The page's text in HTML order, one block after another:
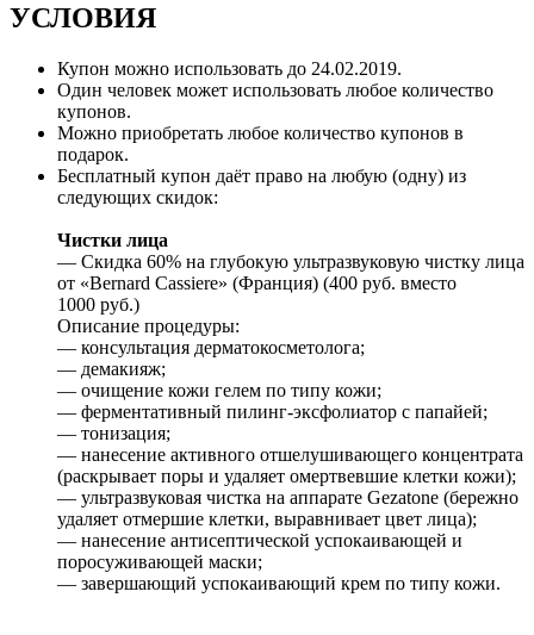
УСЛОВИЯ
Купон можно использовать до 24.02.2019.
Один человек может использовать любое количество
купонов.
Можно приобретать любое количество купонов в
подарок.
Бесплатный купон даёт право на любую (одну) из
следующих скидок:
Чистки лица
— Скидка 60% на глубокую ультразвуковую чистку лица
от «Bernard Cassiere» (Франция) (400 руб. вместо
1000 руб.)
Описание процедуры:
— консультация дерматокосметолога;
— демакияж;
— очищение кожи гелем по типу кожи;
— ферментативный пилинг-эксфолиатор с папайей;
— тонизация;
— нанесение активного отшелушивающего концентрата
(раскрывает поры и удаляет омертвевшие клетки кожи);
— ультразвуковая чистка на аппарате Gezatone (бережно
удаляет отмершие клетки, выравнивает цвет лица);
— нанесение антисептической успокаивающей и
поросуживающей маски;
— завершающий успокаивающий крем по типу кожи.